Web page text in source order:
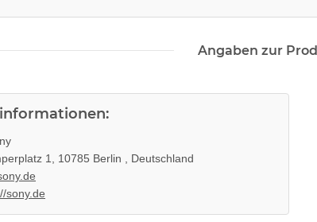
Angaben zur
1, 10785 Berlin , Deutschland
sony.de